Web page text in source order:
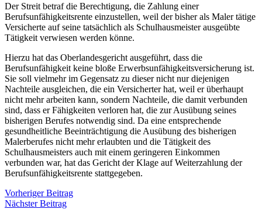
Der Streit betraf die Berechtigung, die Zahlung einer
Berufsunfähigkeitsrente einzustellen, weil der bisher als Maler tätige
Versicherte auf seine tatsächlich als Schulhausmeister ausgeübte
Tätigkeit verwiesen werden könne.
Hierzu hat das Oberlandesgericht ausgeführt, dass die
Berufsunfähigkeit keine bloße Erwerbsunfähigkeitsversicherung ist.
Sie soll vielmehr im Gegensatz zu dieser nicht nur diejenigen
Nachteile ausgleichen, die ein Versicherter hat, weil er überhaupt
nicht mehr arbeiten kann, sondern Nachteile, die damit verbunden
sind, dass er Fähigkeiten verloren hat, die zur Ausübung seines
bisherigen Berufes notwendig sind. Da eine entsprechende
gesundheitliche Beeinträchtigung die Ausübung des bisherigen
Malerberufes nicht mehr erlaubten und die Tätigkeit des
Schulhausmeisters auch mit einem geringeren Einkommen
verbunden war, hat das Gericht der Klage auf Weiterzahlung der
Berufsunfähigkeitsrente stattgegeben.
Vorheriger Beitrag
Nächster Beitrag